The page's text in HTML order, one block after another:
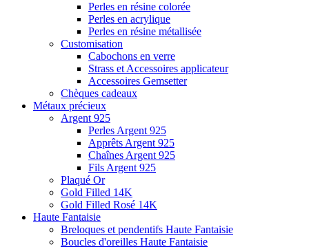
Perles en résine colorée
Perles en acrylique
Perles en résine métallisée
Customisation
Cabochons en verre
Strass et Accessoires applicateur
Accessoires Gemsetter
Chèques cadeaux
Métaux précieux
Argent 925
Perles Argent 925
Apprêts Argent 925
Chaînes Argent 925
Fils Argent 925
Plaqué Or
Gold Filled 14K
Gold Filled Rosé 14K
Haute Fantaisie
Breloques et pendentifs Haute Fantaisie
Boucles d'oreilles Haute Fantaisie